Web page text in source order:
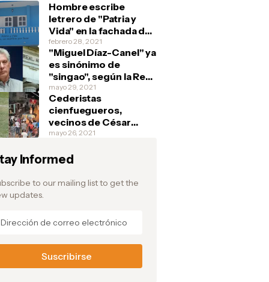
Hombre escribe
letrero de "Patria y
Vida" en la fachada de
su casa y debajo
escribe: "Si tienen, un
marfilito por favor"
febrero 28, 2021
"Miguel Díaz-Canel" ya
es sinónimo de
"singao", según la Real
Academia Española
mayo 29, 2021
Cederistas
cienfuegueros,
vecinos de César
Prieto, aplauden la
festejan en la barriada
atleta vivía
mayo 26, 2021
Informed
to our mailing list to get the
updates.